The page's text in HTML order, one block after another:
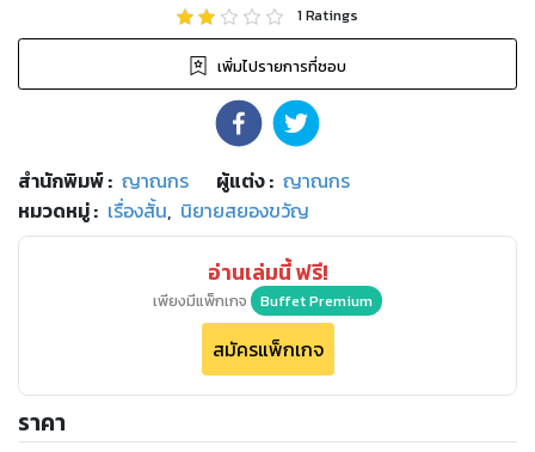
1Ratings
เพิ่มไปรายการที่ชอบ
สำนักพิมพ์: ญาณกร ผู้แต่ง : ญาณกร
หมวดหมู่: เรื่องสั้น, นิยายสยองขวัญ
อ่านเล่มนี้ ฟรี!
เพียงมีแพ็กเกจ Buffet Premium
สมัครแพ็กเกจ
ราคา